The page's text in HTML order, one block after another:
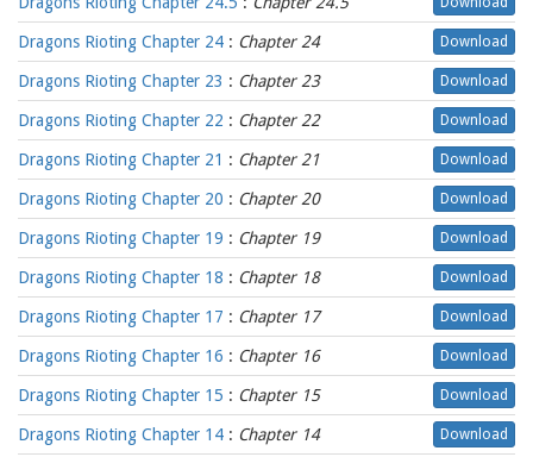
Dragons Rioting Chapter 24 : Chapter 24 Download
Dragons Rioting Chapter 23 : Chapter 23 Download
Dragons Rioting Chapter 22 : Chapter 22 Download
Dragons Rioting Chapter 21 : Chapter 21 Download
Dragons Rioting Chapter 20 : Chapter 20 Download
Dragons Rioting Chapter 19 : Chapter 19 Download
Dragons Rioting Chapter 18 : Chapter 18 Download
Dragons Rioting Chapter 17 : Chapter 17 Download
Dragons Rioting Chapter 16 : Chapter 16 Download
Dragons Rioting Chapter 15 : Chapter 15 Download
Dragons Rioting Chapter 14 : Chapter 14 Download